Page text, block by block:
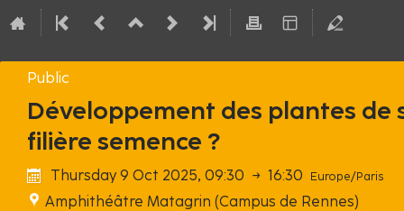
Public
Développement des plantes de
filière semence ?
Thursday 9 Oct 2025, 09:30 → 16:30 Europe/Paris
Amphithéâtre Matagrin (Campus de Rennes)